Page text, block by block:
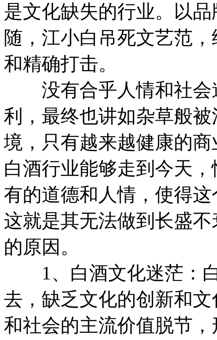
是文化缺失的行业。以
随，江小白吊死文艺范
和精确打击。
没有合乎人情和社会
利，最终也讲如杂草般
境，只有越来越健康的
白酒行业能够走到今天
有的道德和人情，使得
这就是其无法做到长盛
的原因。
1、白酒文化迷茫：白
去，缺乏文化的创新和
和社会的主流价值脱节